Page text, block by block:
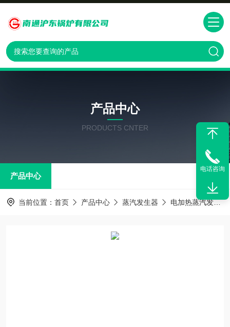
产品中心
PRODUCTS CNTER
产品中心
当前位置： 首页 产品中心 蒸汽发生器 电加热蒸汽发生器
电话咨询